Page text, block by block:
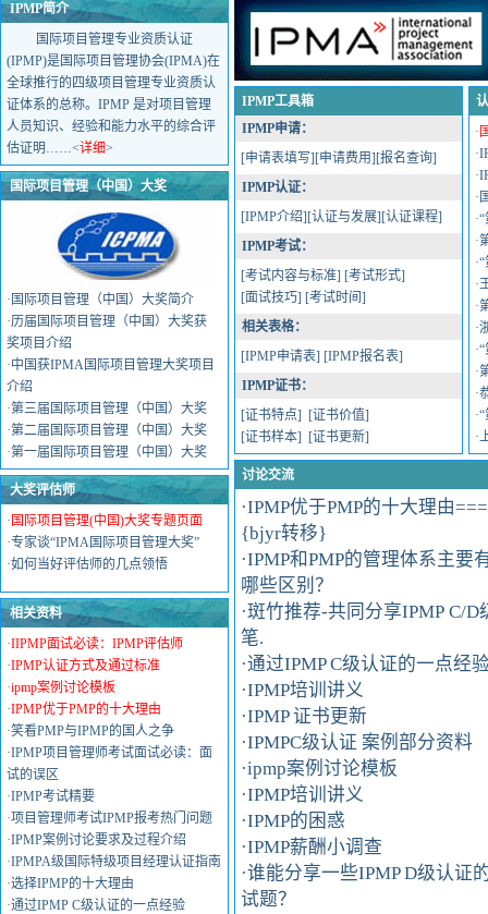
IPMP简介
国际项目管理专业资质认证
(IPMP)是国际项目管理协会(IPMA)在
全球推行的四级项目管理专业资质认
证体系的总称。IPMP 是对项目管理
人员知识、经验和能力水平的综合评
估证明……<详细>
国际项目管理（中国）大奖
· 国际项目管理（中国）大奖简介
·历届国际项目管理（中国）大奖获
奖项目介绍
·中国获IPMA国际项目管理大奖项目
介绍
·第三届国际项目管理（中国）大奖
·第二届国际项目管理（中国）大奖
·第一届国际项目管理（中国）大奖
大奖评估师
· 国际项目管理(中国)大奖专题页面
·专家谈“IPMA国际项目管理大奖”
·如何当好评估师的几点领悟
相关资料
·IIPMP面试必读：IPMP评估师
·IPMP认证方式及通过标准
·ipmp案例讨论模板
·IPMP优于PMP的十大理由
·笑看PMP与IPMP的国人之争
·IPMP项目管理师考试面试必读：面
试的误区
·IPMP考试精要
·项目管理师考试IPMP报考热门问题
·IPMP案例讨论要求及过程介绍
·IPMPA级国际特级项目经理认证指南
·选择IPMP的十大理由
·通过IPMP C级认证的一点经验
IPMP工具箱
IPMP申请：
[申请表填写][申请费用][报名查询]
IPMP认证：
[IPMP介绍][认证与发展][认证课程]
IPMP考试：
[考试内容与标准] [考试形式]
[面试技巧] [考试时间 ]
相关表格：
[IPMP申请表] [IPMP报名表]
IPMP证书：
[证书特点] [证书价值]
[证书样本] [证书更新]
·
·
·
·
·
·
·
·
·
·
·
·
·
·
·
讨论交流
·IPMP优于PMP的十大理由
{bjyr转移}
·IPMP和PMP的管理体系主要
哪些区别？
·斑竹推荐-共同分享IPMP C/D
笔.
·通过IPMP C级认证的一点经
·IPMP培训讲义
·IPMP 证书更新
·IPMPC级认证 案例部分资料
·ipmp案例讨论模板
·IPMP培训讲义
·IPMP的困惑
·IPMP薪酬小调查
·谁能分享一些IPMP D级认证
试题？